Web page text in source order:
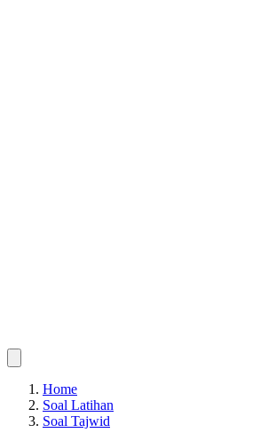
Home
Soal Latihan
Soal Tajwid